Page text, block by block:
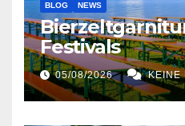
BLOG NEWS
Festivals
05/08/2026 KEINE